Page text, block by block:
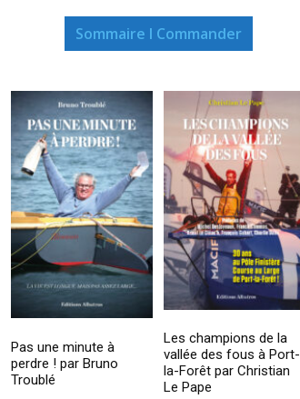
Sommaire I Commander
Pas une minute à
perdre ! par Bruno
Troublé
Les champions de la
vallée des fous à Port-
la-Forêt par Christian
Le Pape